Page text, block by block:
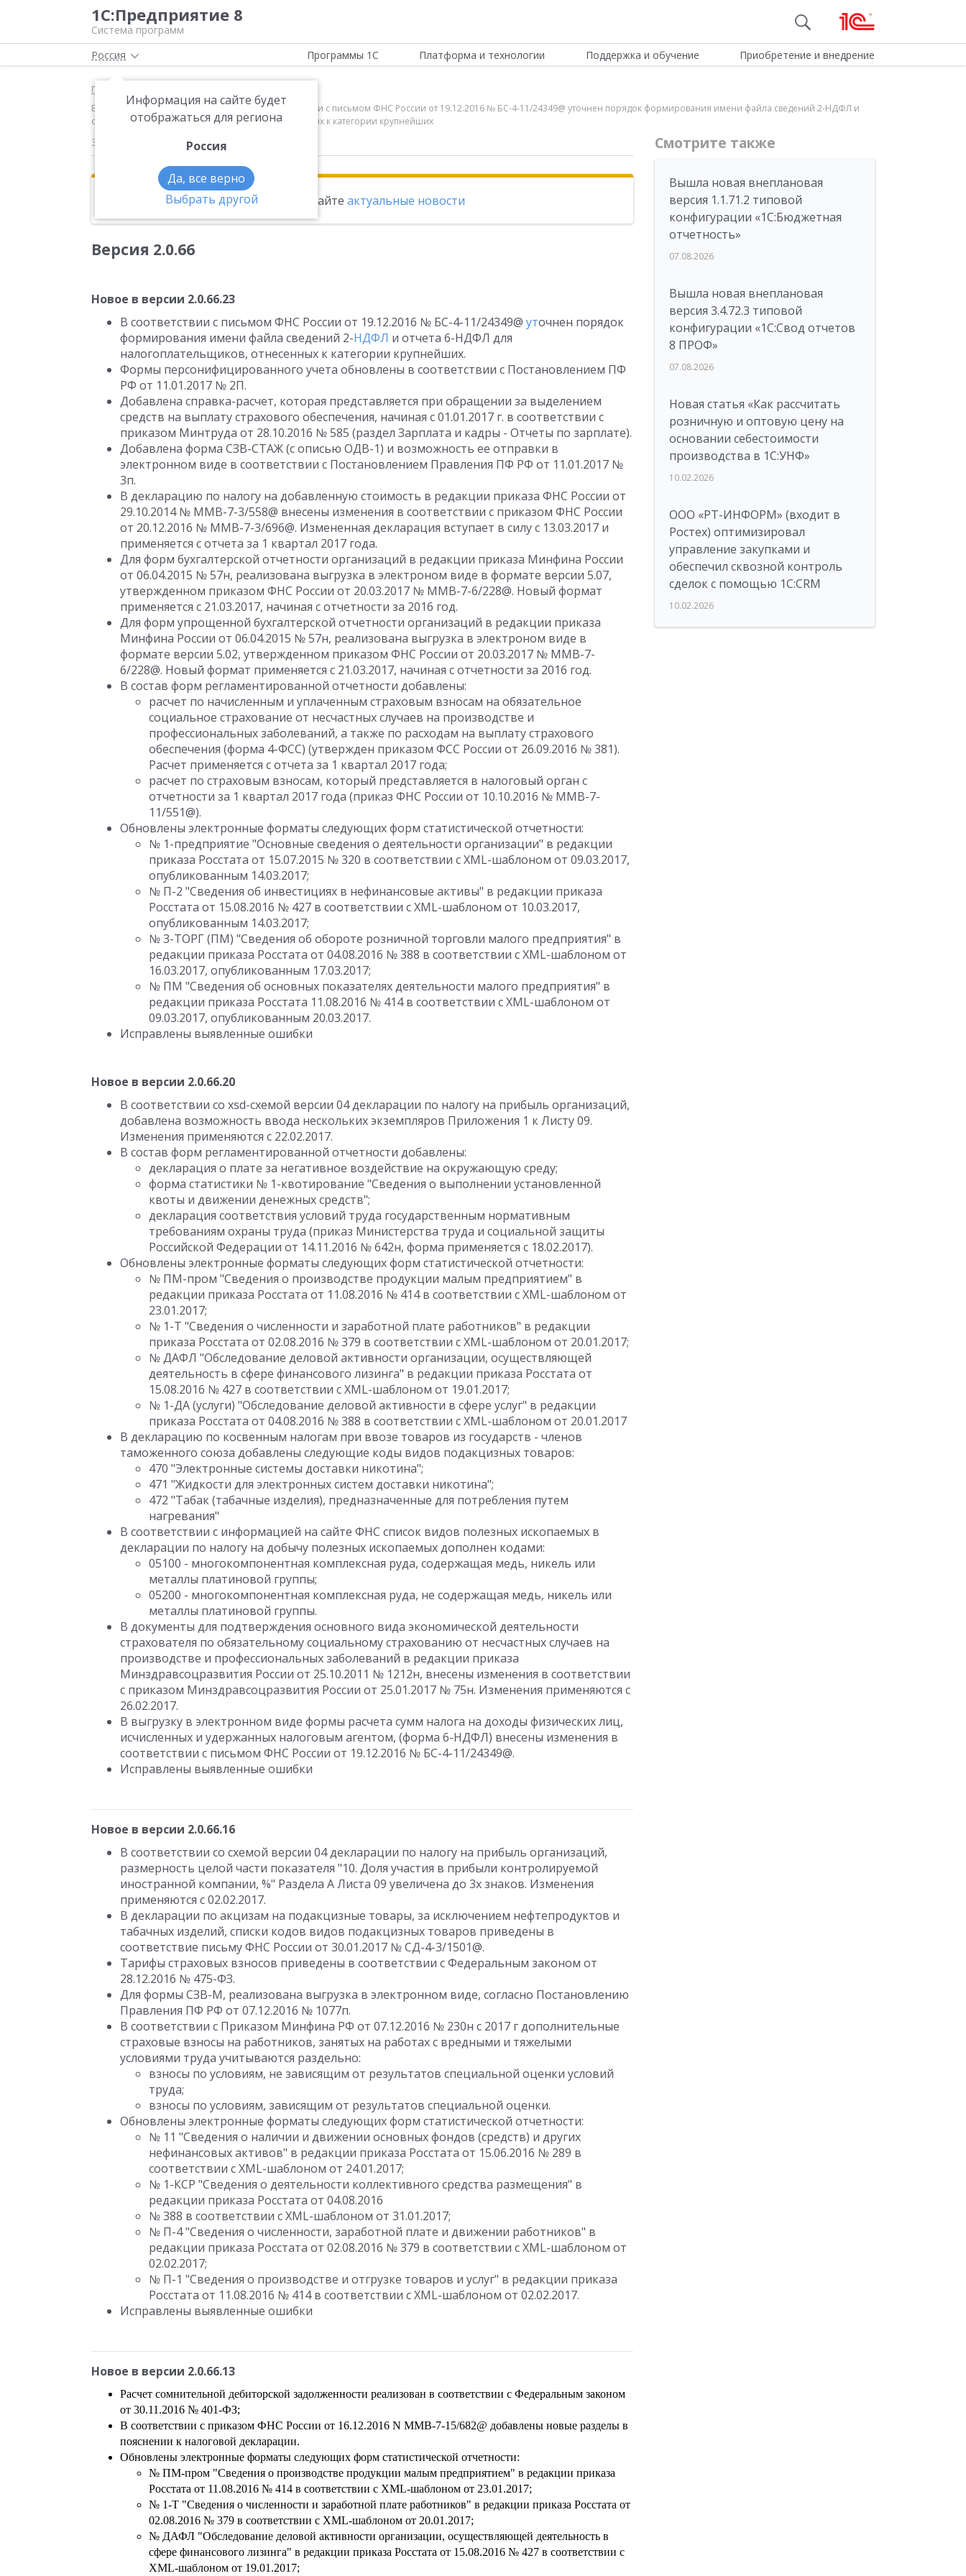
1С:Предприятие 8
Система программ
Россия
Информация на сайте будет
отображаться для региона
Россия
Да, все верно
Выбрать другой
Программы 1С Платформа и технологии Поддержка и обучение Приобретение и внедрение
Главная
Версия 2.0.66 Новое в версии 2.0.66.23 В соответствии с письмом ФНС России от 19.12.2016 № БС-4-11/24349@ уточнен порядок формирования имени файла сведений 2-НДФЛ и
отчета 6-НДФЛ для налогоплательщиков, отнесенных к категории крупнейших
30.03.2017
Эта новость находится в архиве. Читайте актуальные новости
Версия 2.0.66
Новое в версии 2.0.66.23
В соответствии с письмом ФНС России от 19.12.2016 № БС-4-11/24349@ уточнен порядок
формирования имени файла сведений 2-НДФЛ и отчета 6-НДФЛ для
налогоплательщиков, отнесенных к категории крупнейших.
Формы персонифицированного учета обновлены в соответствии с Постановлением ПФ
РФ от 11.01.2017 № 2П.
Добавлена справка-расчет, которая представляется при обращении за выделением
средств на выплату страхового обеспечения, начиная с 01.01.2017 г. в соответствии с
приказом Минтруда от 28.10.2016 № 585 (раздел Зарплата и кадры - Отчеты по зарплате).
Добавлена форма СЗВ-СТАЖ (с описью ОДВ-1) и возможность ее отправки в
электронном виде в соответствии с Постановлением Правления ПФ РФ от 11.01.2017 №
3п.
В декларацию по налогу на добавленную стоимость в редакции приказа ФНС России от
29.10.2014 № ММВ-7-3/558@ внесены изменения в соответствии с приказом ФНС России
от 20.12.2016 № ММВ-7-3/696@. Измененная декларация вступает в силу с 13.03.2017 и
применяется с отчета за 1 квартал 2017 года.
Для форм бухгалтерской отчетности организаций в редакции приказа Минфина России
от 06.04.2015 № 57н, реализована выгрузка в электроном виде в формате версии 5.07,
утвержденном приказом ФНС России от 20.03.2017 № ММВ-7-6/228@. Новый формат
применяется с 21.03.2017, начиная с отчетности за 2016 год.
Для форм упрощенной бухгалтерской отчетности организаций в редакции приказа
Минфина России от 06.04.2015 № 57н, реализована выгрузка в электроном виде в
формате версии 5.02, утвержденном приказом ФНС России от 20.03.2017 № ММВ-7-
6/228@. Новый формат применяется с 21.03.2017, начиная с отчетности за 2016 год.
В состав форм регламентированной отчетности добавлены:
расчет по начисленным и уплаченным страховым взносам на обязательное
социальное страхование от несчастных случаев на производстве и
профессиональных заболеваний, а также по расходам на выплату страхового
обеспечения (форма 4-ФСС) (утвержден приказом ФСС России от 26.09.2016 № 381).
Расчет применяется с отчета за 1 квартал 2017 года;
расчет по страховым взносам, который представляется в налоговый орган с
отчетности за 1 квартал 2017 года (приказ ФНС России от 10.10.2016 № ММВ-7-
11/551@).
Обновлены электронные форматы следующих форм статистической отчетности:
№ 1-предприятие "Основные сведения о деятельности организации" в редакции
приказа Росстата от 15.07.2015 № 320 в соответствии с XML-шаблоном от 09.03.2017,
опубликованным 14.03.2017;
№ П-2 "Сведения об инвестициях в нефинансовые активы" в редакции приказа
Росстата от 15.08.2016 № 427 в соответствии с XML-шаблоном от 10.03.2017,
опубликованным 14.03.2017;
№ 3-ТОРГ (ПМ) "Сведения об обороте розничной торговли малого предприятия" в
редакции приказа Росстата от 04.08.2016 № 388 в соответствии с XML-шаблоном от
16.03.2017, опубликованным 17.03.2017;
№ ПМ "Сведения об основных показателях деятельности малого предприятия" в
редакции приказа Росстата 11.08.2016 № 414 в соответствии с XML-шаблоном от
09.03.2017, опубликованным 20.03.2017.
Исправлены выявленные ошибки
Новое в версии 2.0.66.20
В соответствии со xsd-схемой версии 04 декларации по налогу на прибыль организаций,
добавлена возможность ввода нескольких экземпляров Приложения 1 к Листу 09.
Изменения применяются с 22.02.2017.
В состав форм регламентированной отчетности добавлены:
декларация о плате за негативное воздействие на окружающую среду;
форма статистики № 1-квотирование "Сведения о выполнении установленной
квоты и движении денежных средств";
декларация соответствия условий труда государственным нормативным
требованиям охраны труда (приказ Министерства труда и социальной защиты
Российской Федерации от 14.11.2016 № 642н, форма применяется с 18.02.2017).
Обновлены электронные форматы следующих форм статистической отчетности:
№ ПМ-пром "Сведения о производстве продукции малым предприятием" в
редакции приказа Росстата от 11.08.2016 № 414 в соответствии с XML-шаблоном от
23.01.2017;
№ 1-Т "Сведения о численности и заработной плате работников" в редакции
приказа Росстата от 02.08.2016 № 379 в соответствии с XML-шаблоном от 20.01.2017;
№ ДАФЛ "Обследование деловой активности организации, осуществляющей
деятельность в сфере финансового лизинга" в редакции приказа Росстата от
15.08.2016 № 427 в соответствии с XML-шаблоном от 19.01.2017;
№ 1-ДА (услуги) "Обследование деловой активности в сфере услуг" в редакции
приказа Росстата от 04.08.2016 № 388 в соответствии с XML-шаблоном от 20.01.2017
В декларацию по косвенным налогам при ввозе товаров из государств - членов
таможенного союза добавлены следующие коды видов подакцизных товаров:
470 "Электронные системы доставки никотина";
471 "Жидкости для электронных систем доставки никотина";
472 "Табак (табачные изделия), предназначенные для потребления путем
нагревания"
В соответствии с информацией на сайте ФНС список видов полезных ископаемых в
декларации по налогу на добычу полезных ископаемых дополнен кодами:
05100 - многокомпонентная комплексная руда, содержащая медь, никель или
металлы платиновой группы;
05200 - многокомпонентная комплексная руда, не содержащая медь, никель или
металлы платиновой группы.
В документы для подтверждения основного вида экономической деятельности
страхователя по обязательному социальному страхованию от несчастных случаев на
производстве и профессиональных заболеваний в редакции приказа
Минздравсоцразвития России от 25.10.2011 № 1212н, внесены изменения в соответствии
с приказом Минздравсоцразвития России от 25.01.2017 № 75н. Изменения применяются с
26.02.2017.
В выгрузку в электронном виде формы расчета сумм налога на доходы физических лиц,
исчисленных и удержанных налоговым агентом, (форма 6-НДФЛ) внесены изменения в
соответствии с письмом ФНС России от 19.12.2016 № БС-4-11/24349@.
Исправлены выявленные ошибки
Новое в версии 2.0.66.16
В соответствии со схемой версии 04 декларации по налогу на прибыль организаций,
размерность целой части показателя "10. Доля участия в прибыли контролируемой
иностранной компании, %" Раздела А Листа 09 увеличена до 3х знаков. Изменения
применяются с 02.02.2017.
В декларации по акцизам на подакцизные товары, за исключением нефтепродуктов и
табачных изделий, списки кодов видов подакцизных товаров приведены в
соответствие письму ФНС России от 30.01.2017 № СД-4-3/1501@.
Тарифы страховых взносов приведены в соответствии с Федеральным законом от
28.12.2016 № 475-ФЗ.
Для формы СЗВ-М, реализована выгрузка в электронном виде, согласно Постановлению
Правления ПФ РФ от 07.12.2016 № 1077п.
В соответствии с Приказом Минфина РФ от 07.12.2016 № 230н с 2017 г дополнительные
страховые взносы на работников, занятых на работах с вредными и тяжелыми
условиями труда учитываются раздельно:
взносы по условиям, не зависящим от результатов специальной оценки условий
труда;
взносы по условиям, зависящим от результатов специальной оценки.
Обновлены электронные форматы следующих форм статистической отчетности:
№ 11 "Сведения о наличии и движении основных фондов (средств) и других
нефинансовых активов" в редакции приказа Росстата от 15.06.2016 № 289 в
соответствии с XML-шаблоном от 24.01.2017;
№ 1-КСР "Сведения о деятельности коллективного средства размещения" в
редакции приказа Росстата от 04.08.2016
№ 388 в соответствии с XML-шаблоном от 31.01.2017;
№ П-4 "Сведения о численности, заработной плате и движении работников" в
редакции приказа Росстата от 02.08.2016 № 379 в соответствии с XML-шаблоном от
02.02.2017;
№ П-1 "Сведения о производстве и отгрузке товаров и услуг" в редакции приказа
Росстата от 11.08.2016 № 414 в соответствии с XML-шаблоном от 02.02.2017.
Исправлены выявленные ошибки
Новое в версии 2.0.66.13
Расчет сомнительной дебиторской задолженности реализован в соответствии с Федеральным законом
от 30.11.2016 № 401-ФЗ;
В соответствии с приказом ФНС России от 16.12.2016 N ММВ-7-15/682@ добавлены новые разделы в
пояснении к налоговой декларации.
Обновлены электронные форматы следующих форм статистической отчетности:
№ ПМ-пром "Сведения о производстве продукции малым предприятием" в редакции приказа
Росстата от 11.08.2016 № 414 в соответствии с XML-шаблоном от 23.01.2017;
№ 1-Т "Сведения о численности и заработной плате работников" в редакции приказа Росстата от
02.08.2016 № 379 в соответствии с XML-шаблоном от 20.01.2017;
№ ДАФЛ "Обследование деловой активности организации, осуществляющей деятельность в
сфере финансового лизинга" в редакции приказа Росстата от 15.08.2016 № 427 в соответствии с
XML-шаблоном от 19.01.2017;
Смотрите также
Вышла новая внеплановая
версия 1.1.71.2 типовой
конфигурации «1C:Бюджетная
отчетность»
07.08.2026
Вышла новая внеплановая
версия 3.4.72.3 типовой
конфигурации «1C:Свод отчетов
8 ПРОФ»
07.08.2026
Новая статья «Как рассчитать
розничную и оптовую цену на
основании себестоимости
производства в 1С:УНФ»
10.02.2026
ООО «РТ-ИНФОРМ» (входит в
Ростех) оптимизировал
управление закупками и
обеспечил сквозной контроль
сделок с помощью 1С:CRM
10.02.2026